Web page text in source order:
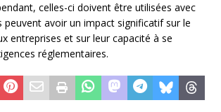
celles-ci doivent être utilisées avec
peuvent avoir un impact significatif sur le
entreprises et sur leur capacité à se
réglementaires.